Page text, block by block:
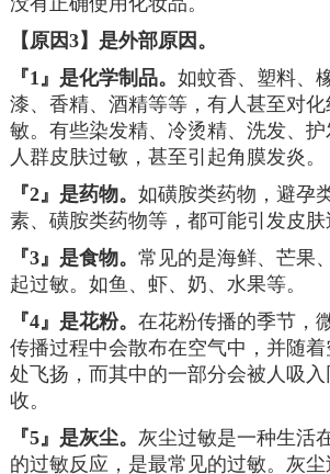
【原因3】是外部原因。
『1』是化学制品。 如蚊香、塑料、
漆、香精、酒精等等，有人甚至对
敏。有些染发精、冷烫精、洗发、
人群皮肤过敏，甚至引起角膜发炎。
『2』是药物。 如磺胺类药物，避孕
素、磺胺类药物等，都可能引发皮肤
『3』是食物。 常见的是海鲜、芒果
起过敏。如鱼、虾、奶、水果等。
『4』是花粉。 在花粉传播的季节，
传播过程中会散布在空气中，并随
处飞扬，而其中的一部分会被人吸
收。
『5』是灰尘。 灰尘过敏是一种生活
的过敏反应，是最常见的过敏。灰尘